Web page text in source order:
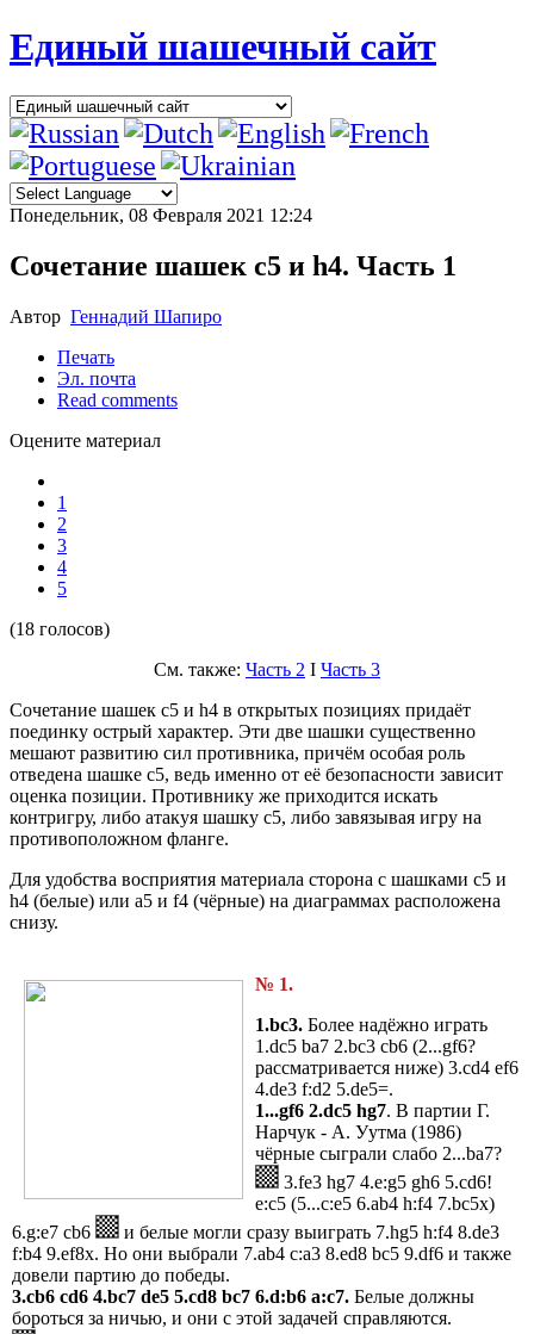
Единый шашечный сайт
Понедельник, 08 Февраля 2021 12:24
Сочетание шашек c5 и h4. Часть 1
Автор Геннадий Шапиро
Печать
Эл. почта
Read comments
Оцените материал
1
2
3
4
5
(18 голосов)
См. также: Часть 2 I Часть 3
Сочетание шашек c5 и h4 в открытых позициях придаёт
поединку острый характер. Эти две шашки существенно
мешают развитию сил противника, причём особая роль
отведена шашке c5, ведь именно от её безопасности зависит
оценка позиции. Противнику же приходится искать
контригру, либо атакуя шашку с5, либо завязывая игру на
противоположном фланге.
Для удобства восприятия материала сторона с шашками c5 и
h4 (белые) или a5 и f4 (чёрные) на диаграммах расположена
снизу.
№ 1.
1.bc3. Более надёжно играть
1.dc5 ba7 2.bc3 cb6 (2...gf6?
рассматривается ниже) 3.cd4 ef6
4.de3 f:d2 5.de5=.
1...gf6 2.dc5 hg7. В партии Г.
Нарчук - А. Уутма (1986)
чёрные сыграли слабо 2...ba7?
3.fe3 hg7 4.e:g5 gh6 5.cd6!
e:c5 (5...c:e5 6.ab4 h:f4 7.bc5x)
6.g:e7 cb6
и белые могли сразу выиграть 7.hg5 h:f4 8.de3
f:b4 9.ef8x. Но они выбрали 7.ab4 c:a3 8.ed8 bc5 9.df6 и также
довели партию до победы.
3.cb6 cd6 4.bc7 de5 5.cd8 bc7 6.d:b6 a:c7. Белые должны
бороться за ничью, и они с этой задачей справляются.